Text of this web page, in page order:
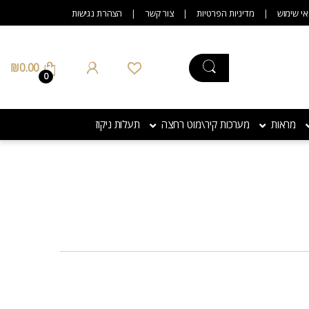
שימוש מדיניות הפרטיות צור קשר הצהרת נגישות
0
₪0.00
מראות מערכות קיר\מוט רחצה תעלות ניקוז